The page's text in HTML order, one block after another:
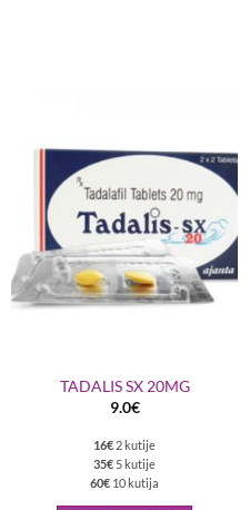
TADALIS SX 20MG
9.0€
16€ 2 kutije
35€ 5 kutije
60€ 10 kutija